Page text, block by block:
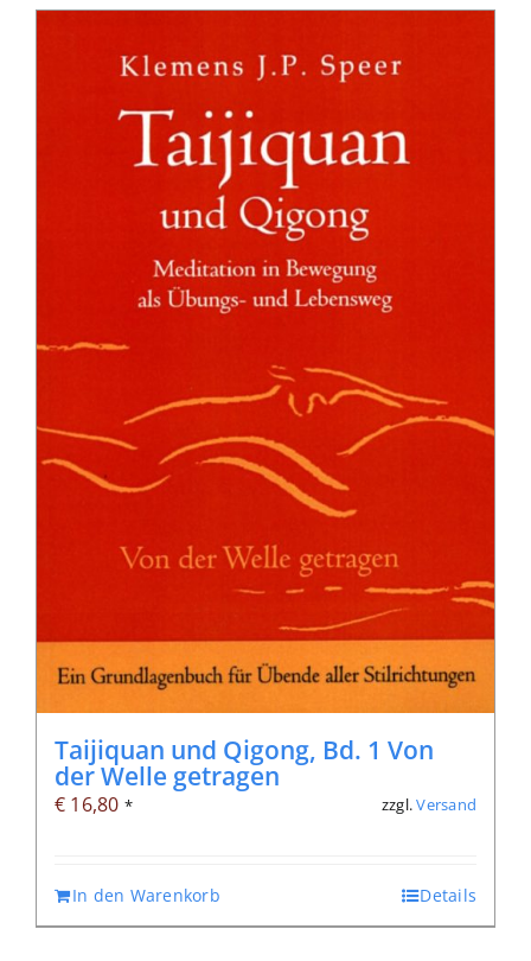
Taijiquan und Qigong, Bd. 1 Von
der Welle getragen
€ 16,80 * zzgl.Versand
In den Warenkorb Details